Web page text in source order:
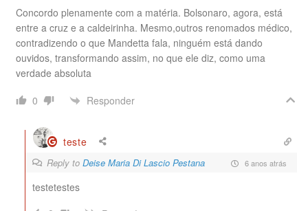
Concordo plenamente com a matéria. Bolsonaro, agora, está
entre a cruz e a caldeirinha. Mesmo,outros renomados médico,
contradizendo o que Mandetta fala, ninguém está dando
ouvidos, transformando assim, no que ele diz, como uma
verdade absoluta
0
Responder
teste
Reply to Deise Maria Di Lascio Pestana 6 anos atrás
testetestes